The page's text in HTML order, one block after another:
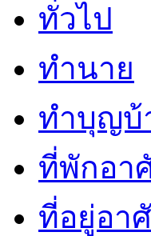
ทั่วไป
ทำนาย
ทำบุญบ้
ที่พักอา
ที่อยู่อา